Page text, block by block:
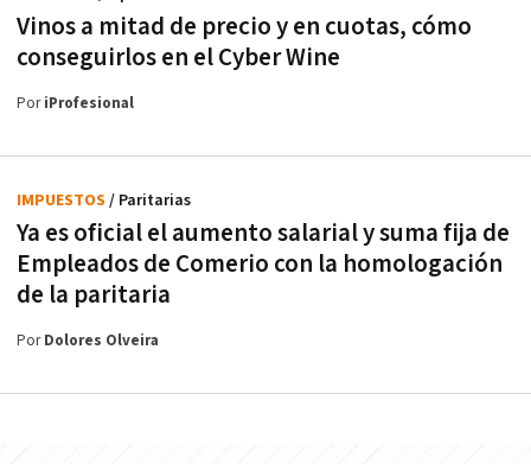
Vinos a mitad de precio y en cuotas, cómo
conseguirlos en el Cyber Wine
PoriProfesional
Ya es oficial el aumento salarial y suma fija de
Empleados de Comerio con la homologación
de la paritaria
IMPUESTOS / Paritarias
PorDolores Olveira